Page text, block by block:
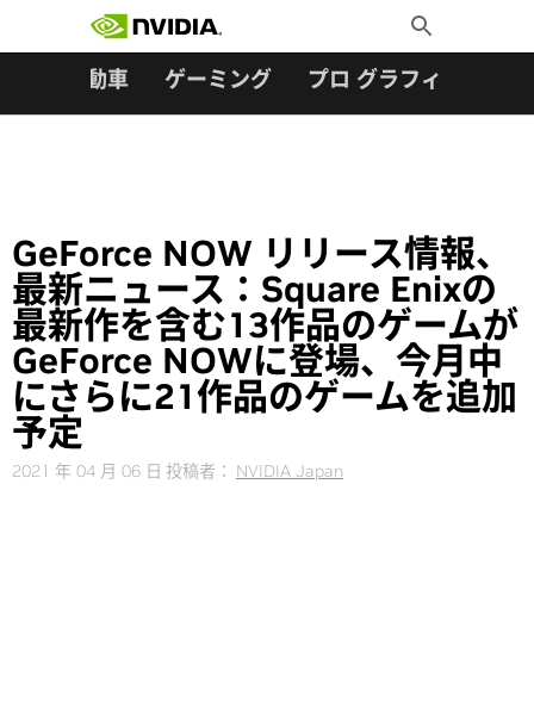
Toggle
Search
自動車 ゲーミング プロ グラフィックス
GeForce NOW リリース情報、
最新ニュース：Square Enixの
最新作を含む13作品のゲームが
GeForce NOWに登場、今月中
にさらに21作品のゲームを追加
予定
2021 年 04 月 06 日 投稿者： NVIDIA Japan